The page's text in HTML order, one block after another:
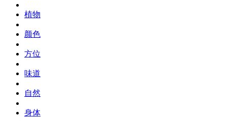
植物
颜色
方位
味道
自然
身体